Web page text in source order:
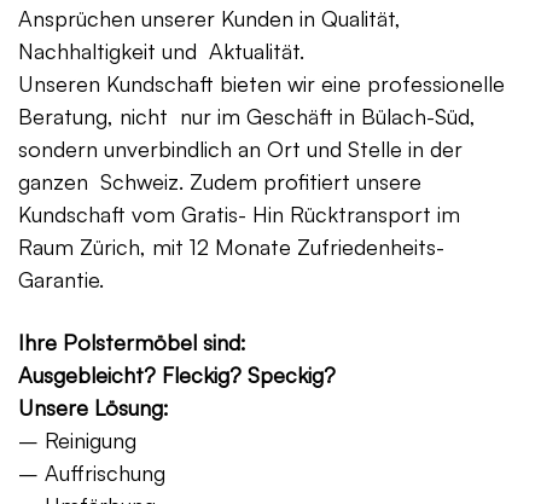
Ansprüchen unserer Kunden in Qualität,
Nachhaltigkeit und Aktualität.
Unseren Kundschaft bieten wir eine professionelle
Beratung, nicht nur im Geschäft in Bülach-Süd,
sondern unverbindlich an Ort und Stelle in der
ganzen Schweiz. Zudem profitiert unsere
Kundschaft vom Gratis- Hin Rücktransport im
Raum Zürich, mit 12 Monate Zufriedenheits-
Garantie.
Ihre Polstermöbel sind:
Ausgebleicht? Fleckig? Speckig?
Unsere Lösung:
– Reinigung
– Auffrischung